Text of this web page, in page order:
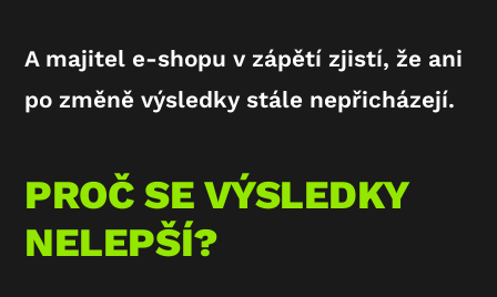
A majitel e-shopu v zápětí zjistí, že ani
po změně výsledky stále nepřicházejí.
PROČ SE VÝSLEDKY
NELEPŠÍ?